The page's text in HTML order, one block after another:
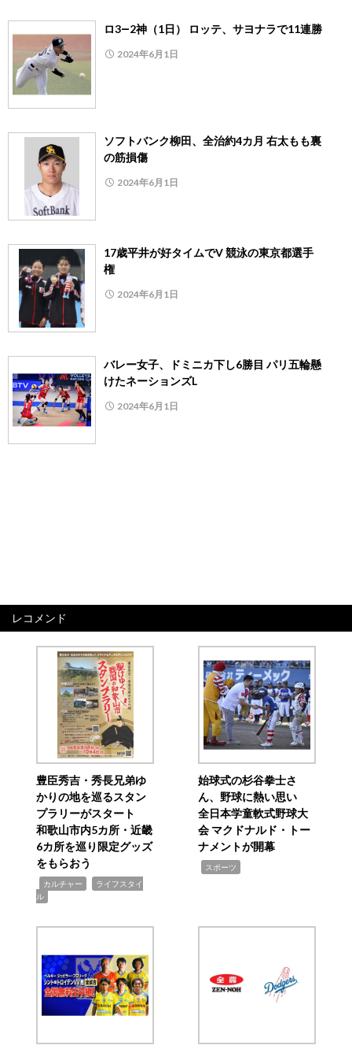
ロ3―2神（1日） ロッテ、サヨナラで11連勝
2024年6月1日
ソフトバンク柳田、全治約4カ月 右太もも裏
の筋損傷
2024年6月1日
17歳平井が好タイムでV 競泳の東京都選手
権
2024年6月1日
バレー女子、ドミニカ下し6勝目 パリ五輪懸
けたネーションズL
2024年6月1日
レコメンド
豊臣秀吉・秀長兄弟ゆ
かりの地を巡るスタン
プラリーがスタート
和歌山市内5カ所・近畿
6カ所を巡り限定グッズ
をもらおう
カルチャー
ライフスタイ
ル
始球式の杉谷拳士さ
ん、野球に熱い思い
全日本学童軟式野球大
会 マクドナルド・トー
ナメントが開幕
スポーツ